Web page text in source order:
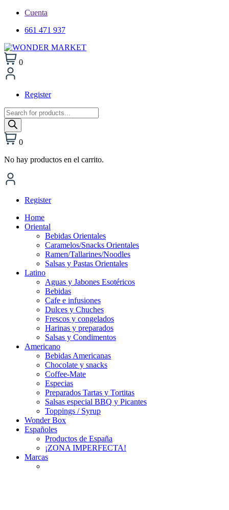
Cuenta
661 471 937
0
Register
Búsqueda
de
productos
0
No hay productos en el carrito.
Register
Home
Oriental
Bebidas Orientales
Caramelos/Snacks Orientales
Ramen/Tallarines/Noodles
Salsas y Pastas Orientales
Latino
Aguas y Jabones Esotéricos
Bebidas
Cafe e infusiones
Dulces y Chuches
Frescos y congelados
Harinas y preparados
Salsas y Condimentos
Americano
Bebidas Americanas
Chocolate y snacks
Coffee-Mate
Especias
Preparados Tartas y Tortitas
Salsas especial BBQ y Picantes
Toppings / Syrup
Wonder Box
Españoles
Productos de España
¡ZONA IMPERFECTA!
Marcas